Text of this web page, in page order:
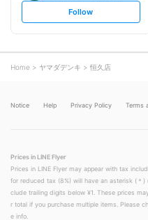
s
t
o
w
Follow
Home ヤマダデンキ 恒久店
Notice Help Privacy Policy Terms
Prices in LINE Flyer
Prices in LINE Flyer may appear with tax
for reduced tax (8%) will have an asterisk (＊
clude trailing digits below ¥1. These prices
r total if you purchase multiple items. Please
e info.